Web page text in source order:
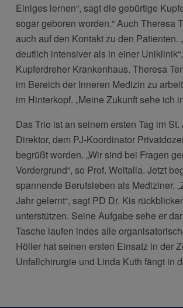
Einiges lernen“, sagt die gebürtige
sogar geboren worden.“ Auch Theresa
auch auf den Kontakt zu den
deutlich intensiver als in einer
Kupferdreher Krankenhaus. Theresa
im Bereich der Inneren Medizin zu
im Hinterkopf. „Meine Zukunft sehe ich
Das Trio ist an seinem ersten Tag im
Direktor, dem PJ-Koordinator
begrüßt worden. „Wir sind bei Fragen
Vordergrund“, so Prof. Woitalla. Jetzt
spannende Berufsleben als Mediziner.
Jahr gelernt“, sagt PD Dr. Kis
unterstützen. Seine Aufgabe sehe er
Tasche laufen indes alle
Höller hat seinen ersten Einsatz in der
Unfallchirurgie und Linda Kuth fängt in